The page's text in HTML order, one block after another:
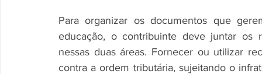
Para organizar os documentos que
educação, o contribuinte deve juntar os
nessas duas áreas. Fornecer ou utilizar
contra a ordem tributária, sujeitando o